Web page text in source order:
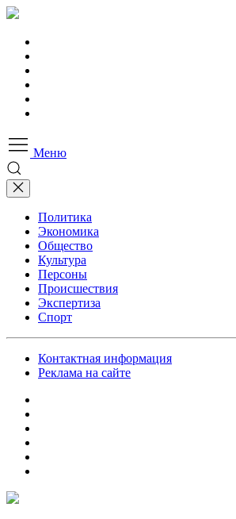
Меню
Политика
Экономика
Общество
Культура
Персоны
Происшествия
Экспертиза
Спорт
Контактная информация
Реклама на сайте